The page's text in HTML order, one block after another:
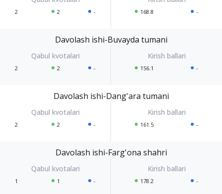
2 2 - 168.8 -
Davolash ishi-Buvayda tumani
2 2 - 156.1 -
Davolash ishi-Dang'ara tumani
2 2 - 161.5 -
Davolash ishi-Farg'ona shahri
1 1 - 178.2 -